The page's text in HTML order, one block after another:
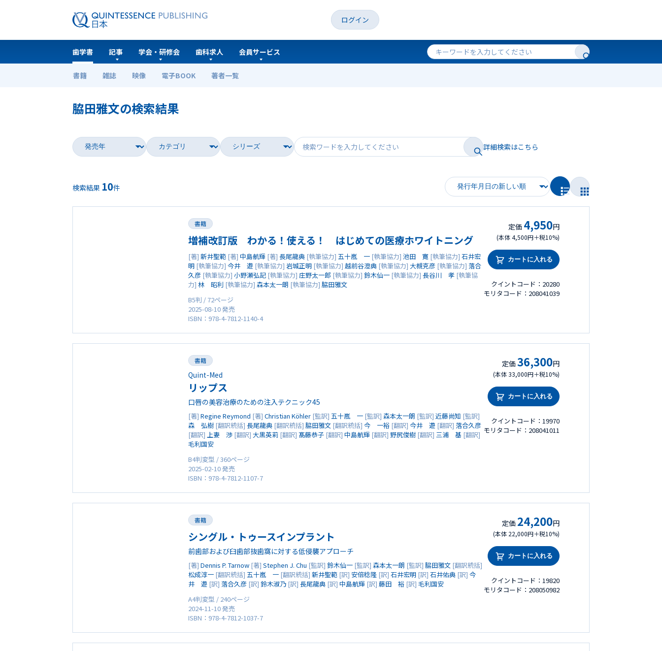
ログイン
歯学書
書籍 雑誌 映像 電子BOOK 著者一覧
記事 学会・研修会 歯科求人 会員サービス
ホーム 歯学書
脇田雅文の検索結果
詳細検索はこちら
検索結果 10件
書籍
増補改訂版 わかる！使える！ はじめての医療ホワイトニング
[著] 新井聖範 [著] 中島航輝 [著] 長尾龍典 [執筆協力] 五十嵐 一 [執筆協力] 池田 寛 [執筆協力] 石井宏
明 [執筆協力] 今井 遊 [執筆協力] 岩城正明 [執筆協力] 越前谷澄典 [執筆協力] 大槻克彦 [執筆協力] 落合
久彦 [執筆協力] 小野瀬弘記 [執筆協力] 庄野太一郎 [執筆協力] 鈴木仙一 [執筆協力] 長谷川 孝 [執筆協
力] 林 昭利 [執筆協力] 森本太一朗 [執筆協力] 脇田雅文
B5判 / 72ページ
2025-08-10 発売
ISBN：978-4-7812-1140-4
定価 4,950円
(本体 4,500円＋税10%)
カートに入れる
クイントコード：20280
モリタコード：208041039
書籍
Quint-Med
リップス
口唇の美容治療のための注入テクニック45
[著] Regine Reymond [著] Christian Köhler [監訳] 五十嵐 一 [監訳] 森本太一朗 [監訳] 近藤尚知 [監訳]
森 弘樹 [翻訳統括] 長尾龍典 [翻訳統括] 脇田雅文 [翻訳統括] 今 一裕 [翻訳] 今井 遊 [翻訳] 落合久彦
[翻訳] 上妻 渉 [翻訳] 大黒英莉 [翻訳] 髙藤恭子 [翻訳] 中島航輝 [翻訳] 野尻俊樹 [翻訳] 三浦 基 [翻訳]
毛利国安
B4判変型 / 360ページ
2025-02-10 発売
ISBN：978-4-7812-1107-7
定価 36,300円
(本体 33,000円＋税10%)
カートに入れる
クイントコード：19970
モリタコード：208041011
書籍
シングル・トゥースインプラント
前歯部および臼歯部抜歯窩に対する低侵襲アプローチ
[著] Dennis P. Tarnow [著] Stephen J. Chu [監訳] 鈴木仙一 [監訳] 森本太一朗 [監訳] 脇田雅文 [翻訳統括]
松成淳一 [翻訳統括] 五十嵐 一 [翻訳統括] 新井聖範 [訳] 安倍稔隆 [訳] 石井宏明 [訳] 石井佑典 [訳] 今
井 遊 [訳] 落合久彦 [訳] 鈴木淑乃 [訳] 長尾龍典 [訳] 中島航輝 [訳] 藤田 裕 [訳] 毛利国安
A4判変型 / 240ページ
2024-11-10 発売
ISBN：978-4-7812-1037-7
定価 24,200円
(本体 22,000円＋税10%)
カートに入れる
クイントコード：19820
モリタコード：208050982